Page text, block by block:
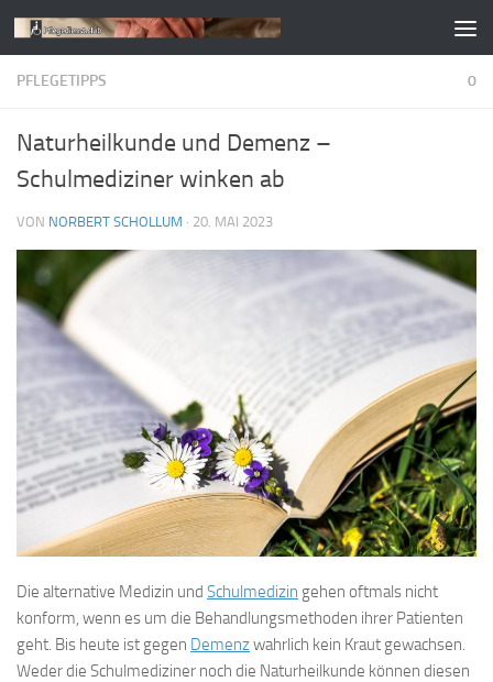
Zum Inhalt springen
PFLEGETIPPS 0
Naturheilkunde und Demenz –
Schulmediziner winken ab
VON NORBERT SCHOLLUM · 20. MAI 2023
Die alternative Medizin und Schulmedizin gehen oftmals nicht
konform, wenn es um die Behandlungsmethoden ihrer Patienten
geht. Bis heute ist gegen Demenzwahrlich kein Kraut gewachsen.
Weder die Schulmediziner noch die Naturheilkunde können diesen